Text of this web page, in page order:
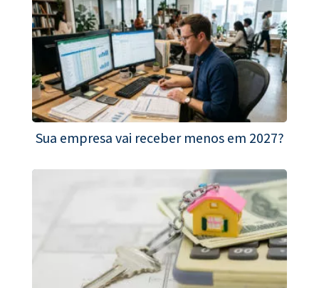
Sua empresa vai receber menos em 2027?